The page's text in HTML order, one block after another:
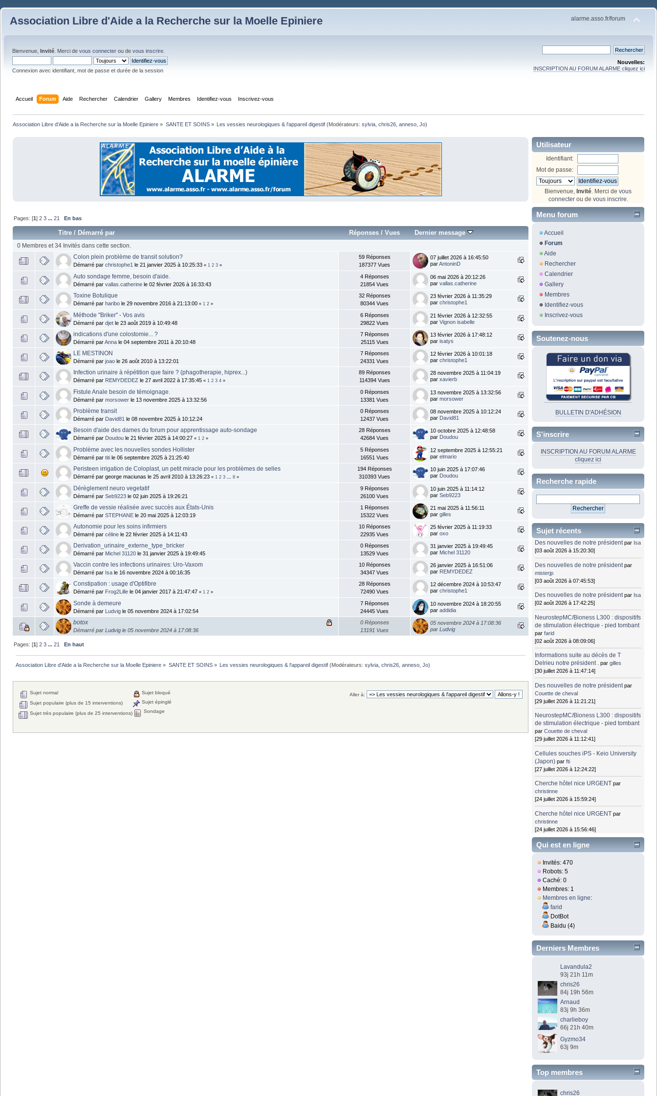
Association Libre d'Aide a la Recherche sur la Moelle Epiniere alarme.asso.fr/forum
Bienvenue, Invité . Merci de vous connecter ou de vous inscrire
Connexion avec identifiant, mot de passe et durée de la session
Nouvelles:
INSCRIPTION AU FORUM ALARME cliquez ici
Accueil Forum Aide Rechercher Calendrier Gallery Membres Identifiez-vous Inscrivez-vous
Association Libre d'Aide a la Recherche sur la Moelle Epiniere » SANTE ET SOINS» Les vessies neurologiques & l'appareil digestif(Modérateurs: sylvia, chris26, anneso, Jo)
Pages: [1]2 3 ...21 En bas
Titre / Démarré par Réponses/ Vues Dernier message
0 Membres et 34 Invités dans cette section.
Colon plein problème de transit solution?
Démarré par christophe1 le 21 janvier 2025 à 10:25:33 « 1 2 3 »
59 Réponses
187377 Vues
07 juillet 2026 à 16:45:50
parAntoninD
Auto sondage femme, besoin d'aide.
Démarré par vallas.catherine le 02 février 2026 à 16:33:43
4 Réponses
21854 Vues
06 mai 2026 à 20:12:26
par vallas.catherine
Toxine Botulique
Démarré par haribo le 29 novembre 2016 à 21:13:00 « 1 2 »
32 Réponses
80344 Vues
23 février 2026 à 11:35:29
par christophe1
Méthode "Briker" - Vos avis
Démarré par djet le 23 août 2019 à 10:49:48
6 Réponses
29822 Vues
21 février 2026 à 12:32:55
par Vignon isabelle
indications d'une colostomie... ?
Démarré parAnna le 04 septembre 2011 à 20:10:48
7 Réponses
25115 Vues
13 février 2026 à 17:48:12
par isatys
LE MESTINON
Démarré par joao le 26 août 2010 à 13:22:01
7 Réponses
24331 Vues
12 février 2026 à 10:01:18
par christophe1
Infection urinaire à répétition que faire ? (phagotherapie, hiprex...)
Démarré par REMYDEDEZ le 27 avril 2022 à 17:35:45 « 1 2 3 4 »
89 Réponses
114394 Vues
28 novembre 2025 à 11:04:19
par xavierb
Fistule Anale besoin de témoignage.
Démarré par morsower le 13 novembre 2025 à 13:32:56
0 Réponses
13381 Vues
13 novembre 2025 à 13:32:56
par morsower
Problème transit
Démarré par David81 le 08 novembre 2025 à 10:12:24
0 Réponses
12437 Vues
08 novembre 2025 à 10:12:24
par David81
Besoin d'aide des dames du forum pour apprentissage auto-sondage
Démarré par Doudou le 21 février 2025 à 14:00:27 « 1 2 »
28 Réponses
42684 Vues
10 octobre 2025 à 12:48:58
par Doudou
Problème avec les nouvelles sondes Hollister
Démarré par titi le 06 septembre 2025 à 21:25:40
5 Réponses
16551 Vues
12 septembre 2025 à 12:55:21
par elmario
Peristeen irrigation de Coloplast, un petit miracle pour les problèmes de selles
Démarré par george maciunas le 25 avril 2010 à 13:26:23 « 1 2 3 ... 8 »
194 Réponses
310393 Vues
10 juin 2025 à 17:07:46
par Doudou
Dérèglement neuro vegetatif
Démarré par Seb9223 le 02 juin 2025 à 19:26:21
9 Réponses
26100 Vues
10 juin 2025 à 11:14:12
par Seb9223
Greffe de vessie réalisée avec succès aux États-Unis
Démarré par STEPHANE le 20 mai 2025 à 12:03:19
1 Réponses
15322 Vues
21 mai 2025 à 11:56:11
par gilles
Autonomie pour les soins infirmiers
Démarré par céline le 22 février 2025 à 14:11:43
10 Réponses
22935 Vues
25 février 2025 à 11:19:33
par oxo
Derivation_urinaire_externe_type_bricker
Démarré par Michel 31120 le 31 janvier 2025 à 19:49:45
0 Réponses
13529 Vues
31 janvier 2025 à 19:49:45
par Michel 31120
Vaccin contre les infections urinaires: Uro-Vaxom
Démarré par Isa le 16 novembre 2024 à 00:16:35
10 Réponses
34347 Vues
26 janvier 2025 à 16:51:06
par REMYDEDEZ
Constipation : usage d'Optifibre
Démarré par Frog2Lille le 04 janvier 2017 à 21:47:47 « 1 2 »
28 Réponses
72490 Vues
12 décembre 2024 à 10:53:47
par christophe1
Sonde à demeure
Démarré par Ludvig le 05 novembre 2024 à 17:02:54
7 Réponses
24445 Vues
10 novembre 2024 à 18:20:55
par addidia
botox
Démarré par Ludvig le 05 novembre 2024 à 17:08:36
0 Réponses
13191 Vues
05 novembre 2024 à 17:08:36
par Ludvig
Pages: [1]2 3 ...21 En haut
Association Libre d'Aide a la Recherche sur la Moelle Epiniere » SANTE ET SOINS» Les vessies neurologiques & l'appareil digestif(Modérateurs: sylvia, chris26, anneso, Jo)
Aller à:
Sujet normal
Sujet populaire (plus de 15 interventions)
Sujet très populaire (plus de 25 interventions)
Sujet bloqué
Sujet épinglé
Sondage
Utilisateur
Identifiant:
Mot de passe:
Bienvenue, Invité . Merci de vous
connecterou de vous inscrire
Menu forum
Accueil
Forum
Aide
Rechercher
Calendrier
Gallery
Membres
Identifiez-vous
Inscrivez-vous
Soutenez-nous
BULLETIN D'ADHÉSION
S'inscrire
INSCRIPTION AU FORUM ALARME
cliquez ici
Recherche rapide
Sujet récents
Des nouvelles de notre président par Isa
[03 août 2026 à 15:20:30]
Des nouvelles de notre président par
misterjp
[03 août 2026 à 07:45:53]
Des nouvelles de notre président par Isa
[02 août 2026 à 17:42:25]
NeurostepMC/Bioness L300 : dispositifs
de stimulation électrique - pied tombant
parfarid
[02 août 2026 à 08:09:06]
Informations suite au décès de T
Delrieu notre président . pargilles
[30 juillet 2026 à 11:47:14]
Des nouvelles de notre président par
Couette de cheval
[29 juillet 2026 à 11:21:21]
NeurostepMC/Bioness L300 : dispositifs
de stimulation électrique - pied tombant
parCouette de cheval
[29 juillet 2026 à 11:12:41]
Cellules souches iPS - Keio University
(Japon) parfti
[27 juillet 2026 à 12:24:22]
Cherche hôtel nice URGENT par
christinne
[24 juillet 2026 à 15:59:24]
Cherche hôtel nice URGENT par
christinne
[24 juillet 2026 à 15:56:46]
Qui est en ligne
Invités: 470
Robots: 5
Caché: 0
Membres: 1
Membres en ligne:
farid
DotBot
Baidu (4)
Derniers Membres
Lavandula2
93j 21h 11m
chris26
84j 19h 56m
Arnaud
83j 9h 36m
charlieboy
66j 21h 40m
Gyzmo34
63j 9m
Top membres
chris26